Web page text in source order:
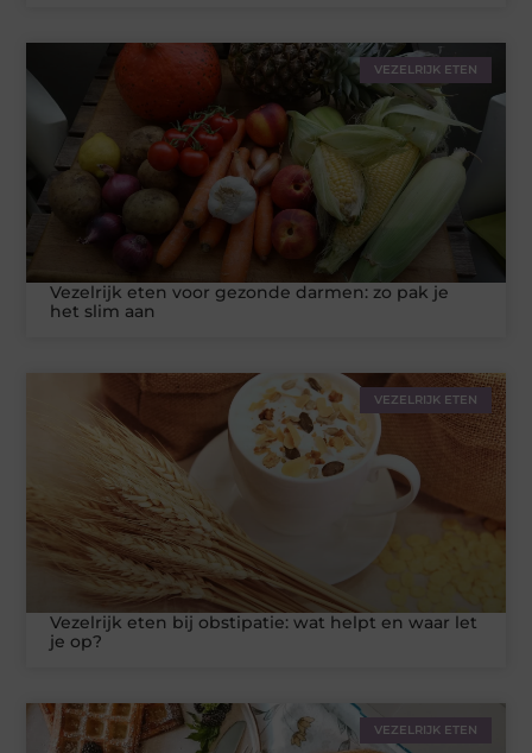
VEZELRIJK ETEN
Vezelrijk eten voor gezonde darmen: zo pak je
het slim aan
VEZELRIJK ETEN
Vezelrijk eten bij obstipatie: wat helpt en waar let
je op?
VEZELRIJK ETEN